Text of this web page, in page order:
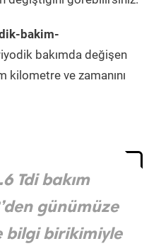
bakim-
bakımda değişen
kilometre ve zamanını
Tdi bakım
günümüze
bilgi birikimiyle